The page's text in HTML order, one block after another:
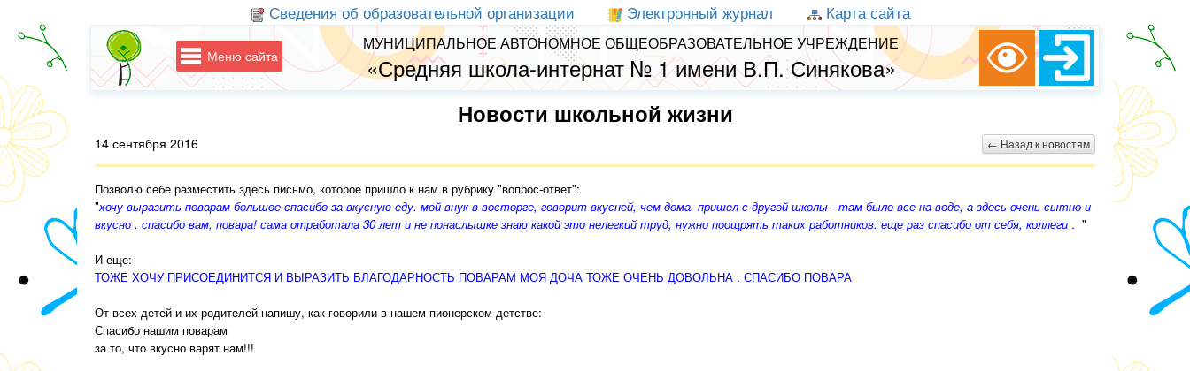
Сведения об образовательной организации Электронный журнал Карта сайта
Меню сайта
МУНИЦИПАЛЬНОЕ АВТОНОМНОЕ ОБЩЕОБРАЗОВАТЕЛЬНОЕ УЧРЕЖДЕНИЕ
«Средняя школа-интернат № 1 имени В.П. Синякова»
Новости школьной жизни
14 сентября 2016 ← Назад к новостям
Позволю себе разместить здесь письмо, которое пришло к нам в рубрику "вопрос-ответ":
"хочу выразить поварам большое спасибо за вкусную еду. мой внук в восторге, говорит вкусней, чем дома. пришел с другой школы - там было все на воде, а здесь очень сытно и
вкусно . спасибо вам, повара! сама отработала 30 лет и не понаслышке знаю какой это нелегкий труд, нужно поощрять таких работников. еще раз спасибо от себя, коллеги . "
И еще:
ТОЖЕ ХОЧУ ПРИСОЕДИНИТСЯ И ВЫРАЗИТЬ БЛАГОДАРНОСТЬ ПОВАРАМ МОЯ ДОЧА ТОЖЕ ОЧЕНЬ ДОВОЛЬНА . СПАСИБО ПОВАРА
От всех детей и их родителей напишу, как говорили в нашем пионерском детстве:
Спасибо нашим поварам
за то, что вкусно варят нам!!!